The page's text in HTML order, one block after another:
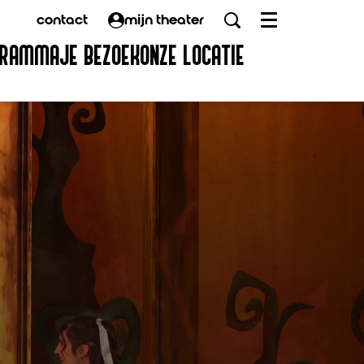
contact mijn theater
JE BEZOEK ONZE LOCATIE
Menu